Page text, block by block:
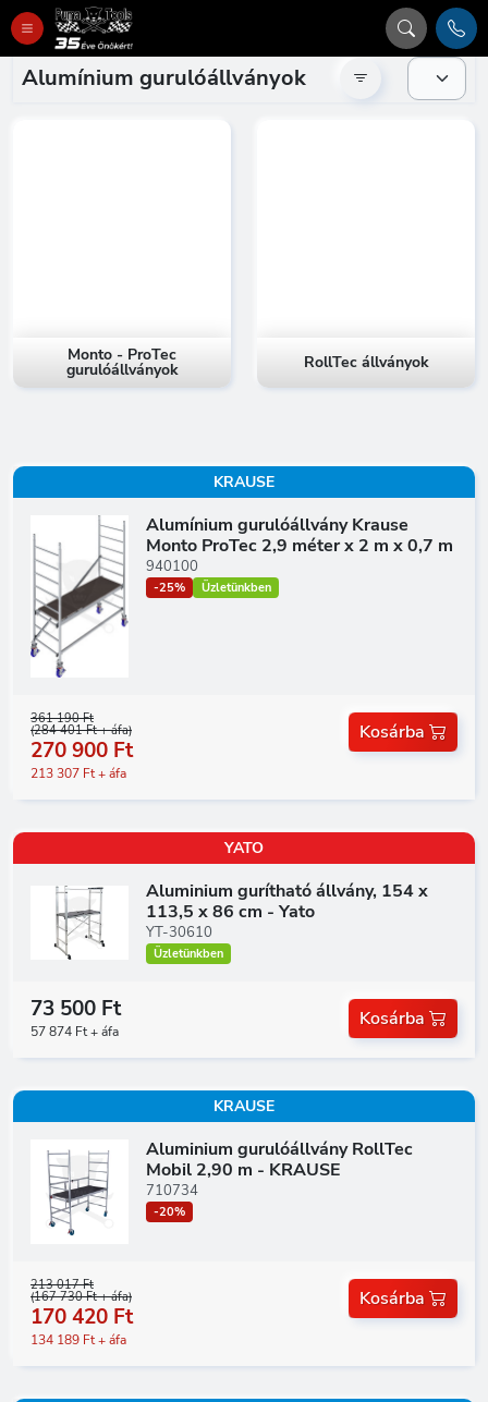
Alumínium gurulóállványok
Monto - ProTec
gurulóállványok RollTec állványok
KRAUSE
Alumínium gurulóállvány Krause
Monto ProTec 2,9 méter x 2 m x 0,7 m
940100
-25% Üzletünkben
361 190 Ft
(284 401 Ft + áfa)
270 900 Ft
213 307 Ft + áfa
Kosárba
YATO
Aluminium gurítható állvány, 154 x
113,5 x 86 cm - Yato
YT-30610
Üzletünkben
73 500 Ft
57 874 Ft + áfa
Kosárba
KRAUSE
Aluminium gurulóállvány RollTec
Mobil 2,90 m - KRAUSE
710734
-20%
213 017 Ft
(167 730 Ft + áfa)
170 420 Ft
134 189 Ft + áfa
Kosárba